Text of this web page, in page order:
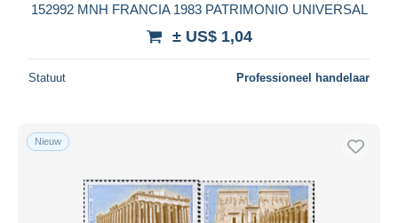
152992 MNH FRANCIA 1983 PATRIMONIO UNIVERSAL
± US$ 1,04
Statuut Professioneel handelaar
Nieuw